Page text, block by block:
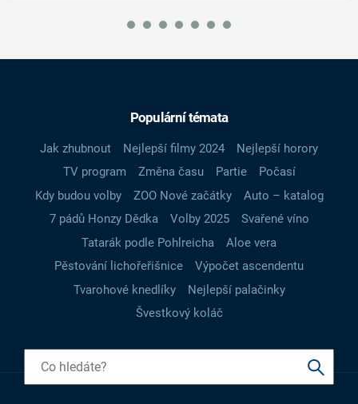
Populární témata
Jak zhubnout Nejlepší filmy 2024
Nejlepší horory
TV program
Změna času Partie
Počasí
Kdy budou volby
ZOO Nové začátky
Auto – katalog
7 pádů Honzy Dědka
Volby 2025
Svařené víno
Tatarák podle Pohlreicha
Aloe vera
Pěstování lichořeřišnice
Výpočet ascendentu
Tvarohové knedlíky
Nejlepší palačinky
Švestkový koláč